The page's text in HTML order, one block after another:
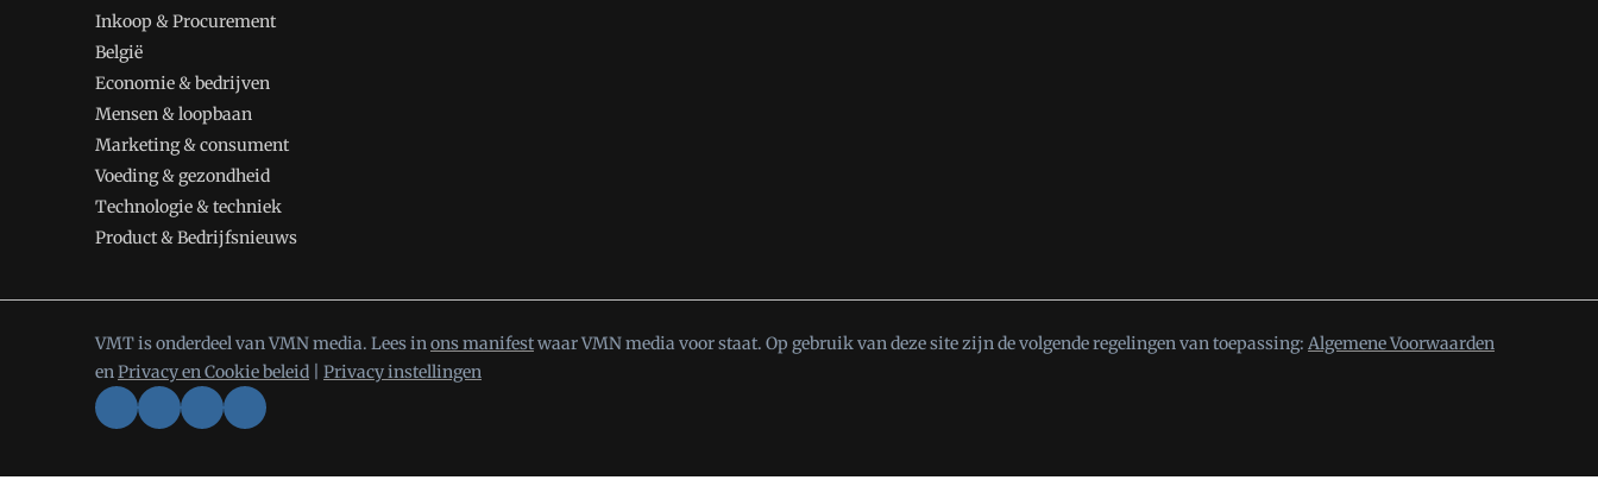
Inkoop & Procurement
België
Economie & bedrijven
Mensen & loopbaan
Marketing & consument
Voeding & gezondheid
Technologie & techniek
Product & Bedrijfsnieuws
VMT is onderdeel van VMN media. Lees inons manifestwaar VMN media voor staat. Op gebruik van deze site zijn de volgende regelingen van toepassing: Algemene Voorwaarden
enPrivacy en Cookie beleid Privacy instellingen